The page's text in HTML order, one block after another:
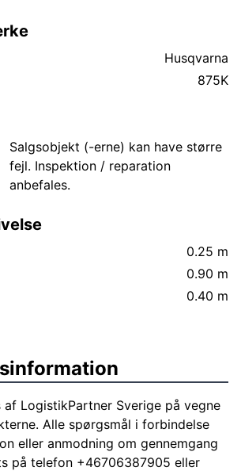
Husqvarna
875K
Salgsobjekt (-erne) kan have større
fejl. Inspektion / reparation
anbefales.
0.25 m
0.90 m
0.40 m
af LogistikPartner Sverige på vegne
Alle spørgsmål i forbindelse
eller anmodning om gennemgang
på telefon +46706387905 eller